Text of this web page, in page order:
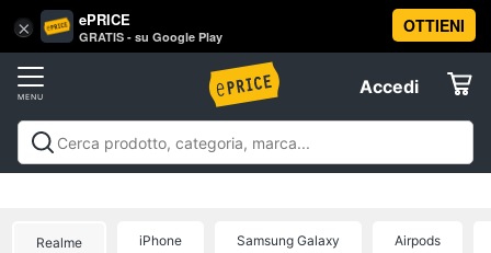
× ePRICE
GRATIS - su Google Play
OTTIENI
Accedi
Accedi
Registrati
Offerte
Vai
al
Telefonia
Smartphone
Samsung
Realme iPhone Samsung Galaxy Airpods